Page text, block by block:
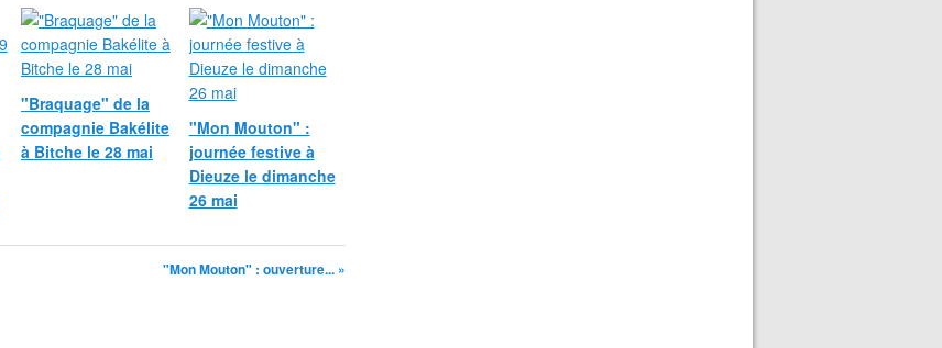
"Braquage" de la
compagnie Bakélite
à Bitche le 28 mai
"Mon Mouton" :
journée festive à
Dieuze le dimanche
26 mai
"Mon Mouton" : ouverture... »